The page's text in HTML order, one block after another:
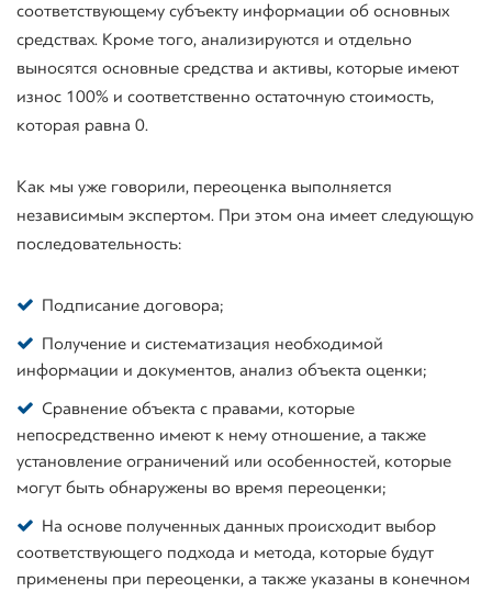
соответствующему субъекту информации об основных
средствах. Кроме того, анализируются и отдельно
выносятся основные средства и активы, которые имеют
износ 100% и соответственно остаточную стоимость,
которая равна 0.
Как мы уже говорили, переоценка выполняется
независимым экспертом. При этом она имеет следующую
последовательность:
Подписание договора;
Получение и систематизация необходимой
информации и документов, анализ объекта оценки;
Сравнение объекта с правами, которые
непосредственно имеют к нему отношение, а также
установление ограничений или особенностей, которые
могут быть обнаружены во время переоценки;
На основе полученных данных происходит выбор
соответствующего подхода и метода, которые будут
применены при переоценки, а также указаны в конечном